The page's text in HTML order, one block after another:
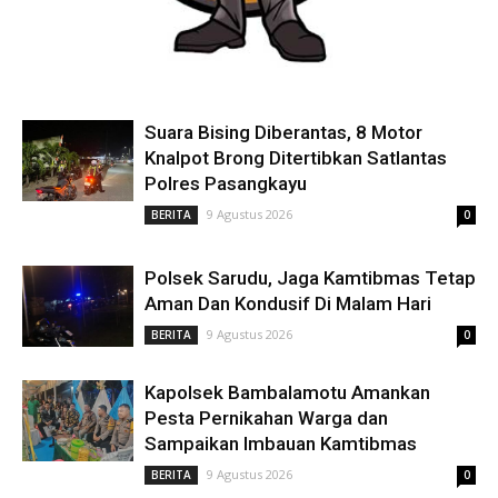
Suara Bising Diberantas, 8 Motor
Knalpot Brong Ditertibkan Satlantas
Polres Pasangkayu
BERITA 9 Agustus 2026 0
Polsek Sarudu, Jaga Kamtibmas Tetap
Aman Dan Kondusif Di Malam Hari
BERITA 9 Agustus 2026 0
Kapolsek Bambalamotu Amankan
Pesta Pernikahan Warga dan
Sampaikan Imbauan Kamtibmas
BERITA 9 Agustus 2026 0